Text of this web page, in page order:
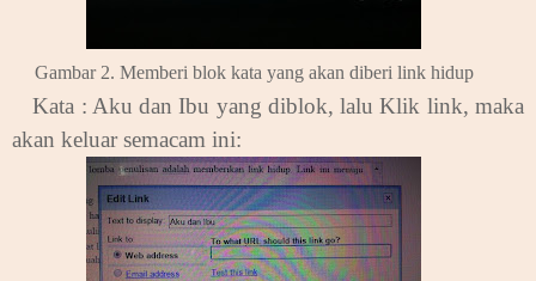
Gambar 2. Memberi blok kata yang akan diberi link hidup
Kata : Aku dan Ibu yang diblok, laluKlik link, maka
akan keluar semacam ini: